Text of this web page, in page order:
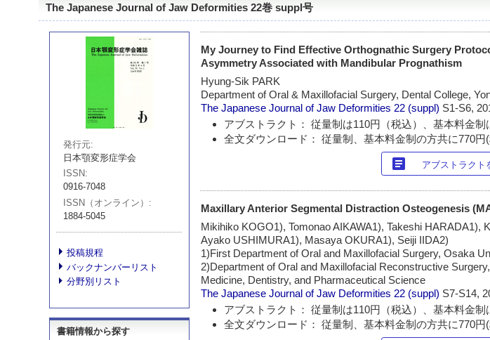
The Japanese Journal of Jaw Deformities 22巻 suppl号
発行元
日本顎変形症学会
ISSN
0916-7048
ISSN（オンライン）
1884-5045
投稿規程
バックナンバーリスト
分野別リスト
書籍情報から探す
My Journey to Find Effective Orthognathic Surgery
Asymmetry Associated with Mandibular Prognathism
Hyung-Sik PARK
Department of Oral & Maxillofacial Surgery, Dental College,
The Japanese Journal of Jaw Deformities 22 (suppl) S1-S6,
アブストラクト： 従量制は110円（税込）、基本料金制
全文ダウンロード： 従量制、基本料金制の方共に770円(
article アブストラクト
Maxillary Anterior Segmental Distraction Osteogenesis
Mikihiko KOGO1), Tomonao AIKAWA1), Takeshi HARADA1),
Ayako USHIMURA1), Masaya OKURA1), Seiji IIDA2)
1)First Department of Oral and Maxillofacial Surgery, Osaka
2)Department of Oral and Maxillofacial Reconstructive
Medicine, Dentistry, and Pharmaceutical Science
The Japanese Journal of Jaw Deformities 22 (suppl) S7-S14,
アブストラクト： 従量制は110円（税込）、基本料金制
全文ダウンロード： 従量制、基本料金制の方共に770円(